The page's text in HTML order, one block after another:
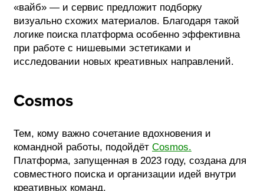
«вайб» — и сервис предложит подборку
визуально схожих материалов. Благодаря такой
логике поиска платформа особенно эффективна
при работе с нишевыми эстетиками и
исследовании новых креативных направлений.
Cosmos
Тем, кому важно сочетание вдохновения и
командной работы, подойдёт Cosmos.
Платформа, запущенная в 2023 году, создана для
совместного поиска и организации идей внутри
креативных команд.